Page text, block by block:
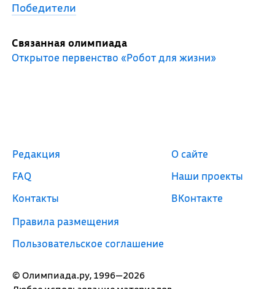
Победители
Связанная олимпиада
Открытое первенство «Робот для жизни»
© Олимпиада.ру, 1996—2026
Редакция
FAQ
Контакты
Правила размещения
Пользовательское соглашение
О сайте
Наши проекты
ВКонтакте